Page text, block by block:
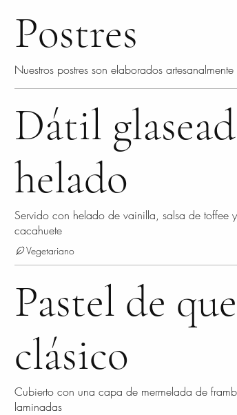
Postres
Nuestros postres son elaborados
Dátil
helado
Servido con helado de vainilla, salsa de toffee
cacahuete
Vegetariano
Pastel de
clásico
Cubierto con una capa de mermelada de
laminadas